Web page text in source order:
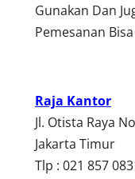
Gunakan Dan
Pemesanan
Raja Kantor
Jl. Otista Raya
Jakarta Timur
Tlp : 021 857